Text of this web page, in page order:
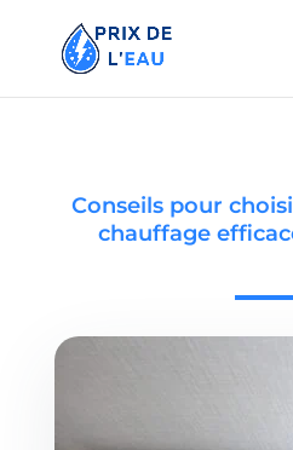
Conseils pour
chauffage